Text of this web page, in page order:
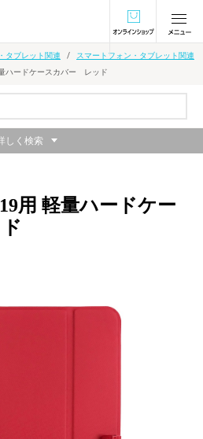
オンラインショ
タブレット関連
スマートフォン・タブレット関連
ハードケースカバー レッド
用 軽量ハードケー
しく検索